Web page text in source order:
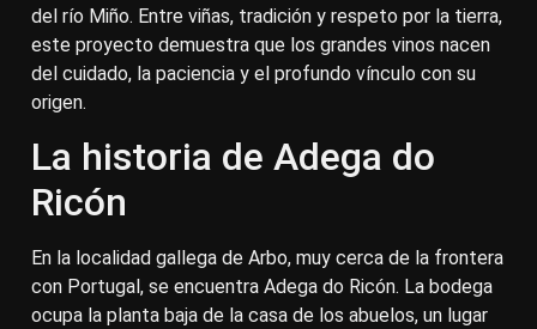
del río Miño. Entre viñas, tradición y respeto por la tierra,
este proyecto demuestra que los grandes vinos nacen
del cuidado, la paciencia y el profundo vínculo con su
origen.
La historia de Adega do
Ricón
En la localidad gallega de Arbo, muy cerca de la frontera
con Portugal, se encuentra Adega do Ricón. La bodega
ocupa la planta baja de la casa de los abuelos, un lugar